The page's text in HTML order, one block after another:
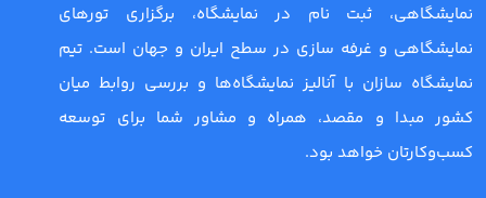
نمایشگاهی، ثبت نام در نمایشگاه، برگزاری تورهای
نمایشگاهی و غرفه سازی در سطح ایران و جهان است. تیم
نمایشگاه سازان با آنالیز نمایشگاه‌ها و بررسی روابط میان
کشور مبدا و مقصد، همراه و مشاور شما برای توسعه
کسب‌وکارتان خواهد بود.